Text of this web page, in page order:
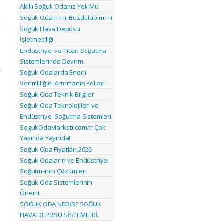
Akıllı Soğuk Odanız Yok Mu
Soğuk Odam mı, Buzdolabım mı
Soğuk Hava Deposu
İşletmeciliği
Endüstriyel ve Ticari Soğutma
Sistemlerinde Devrim.
Soğuk Odalarda Enerji
Verimliliğini Artırmanın Yolları
Soğuk Oda Teknik Bilgiler
Soğuk Oda Teknolojileri ve
Endüstriyel Soğutma Sistemleri
SogukOdaMarketi.com.tr Çok
Yakında Yayında!
Soğuk Oda Fiyatları 2026
Soğuk Odaların ve Endüstriyel
Soğutmanın Çözümleri
Soğuk Oda Sistemlerinin
Önemi.
SOĞUK ODA NEDİR? SOĞUK
HAVA DEPOSU SİSTEMLERİ.